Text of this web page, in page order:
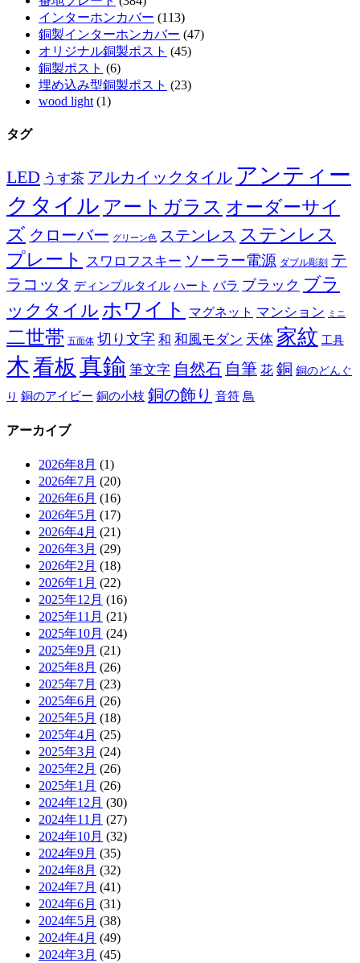
インターホンカバー (113)
銅製インターホンカバー (47)
オリジナル銅製ポスト (45)
銅製ポスト (6)
埋め込み型銅製ポスト (23)
wood light (1)
タグ
LED うす茶 アルカイックタイル アンティー
クタイル アートガラス オーダーサイ
ズ クローバー グリーン色 ステンレス ステンレス
プレート スワロフスキー ソーラー電源 ダブル彫刻 テ
ラコッタ ディンプルタイル ハート バラ ブラック ブラ
ックタイル ホワイト マグネット マンション ミニ
二世帯 五面体 切り文字 和 和風モダン 天体 家紋 工具
木看板 真鍮 筆文字 自然石 自筆 花 銅 銅のどんぐ
り 銅のアイビー 銅の小枝 銅の飾り 音符 鳥
アーカイブ
2026年8月 (1)
2026年7月 (20)
2026年6月 (16)
2026年5月 (17)
2026年4月 (21)
2026年3月 (29)
2026年2月 (18)
2026年1月 (22)
2025年12月 (16)
2025年11月 (21)
2025年10月 (24)
2025年9月 (21)
2025年8月 (26)
2025年7月 (23)
2025年6月 (26)
2025年5月 (18)
2025年4月 (25)
2025年3月 (24)
2025年2月 (26)
2025年1月 (26)
2024年12月 (30)
2024年11月 (27)
2024年10月 (32)
2024年9月 (35)
2024年8月 (32)
2024年7月 (41)
2024年6月 (31)
2024年5月 (38)
2024年4月 (49)
2024年3月 (45)